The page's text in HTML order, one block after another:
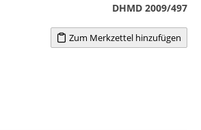
DHMD 2009/497
Zum Merkzettel hinzufügen